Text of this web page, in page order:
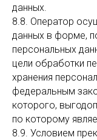
данных.
8.8. Оператор
данных в форме,
персональных
цели обработки
хранения
федеральным
которого,
по которому
8.9. Условием